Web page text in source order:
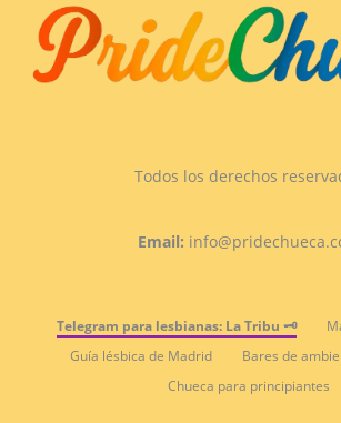
Todos los derechos
Email:
Telegram para lesbianas: La Tribu 🗝️
Guía lésbica de Madrid
Bares de
Chueca para principiantes